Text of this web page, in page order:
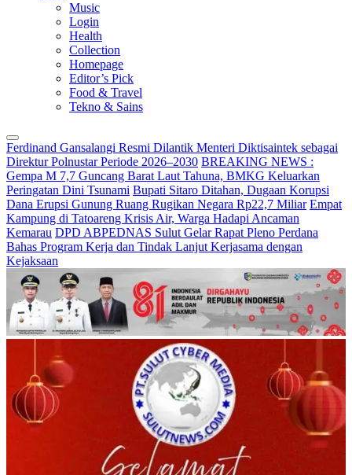
Music
Login
Health
Collection
Homepage
Editor’s Pick
Food & Travel
Tekno & Sains
Ferdinand Gansalangi Resmi Dilantik Menteri Diktisaintek sebagai
Direktur Polnustar Periode 2026–2030 BREAKING NEWS :
Gempa M 7,7 Guncang Barat Laut Tahuna, BMKG Keluarkan
Peringatan Dini Tsunami Bupati Sitaro Ditahan, Dugaan Korupsi
Dana Erupsi Gunung Ruang Rugikan Negara Rp22,7 Miliar Empat
Kampung di Tatoareng Krisis Air, Warga Hadapi Ancaman
Kemarau DPD ABPEDNAS Sulut Gelar Rapat Pleno Perdana
Bahas Program Kerja dan Tindak Lanjut Kerjasama dengan
Kejaksaan